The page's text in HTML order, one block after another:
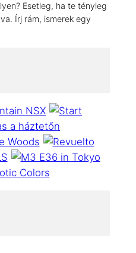
Esetleg, ha te tényleg
Írj rám, ismerek egy